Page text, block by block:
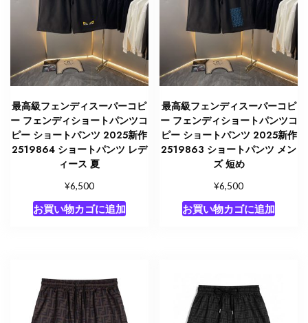
最高級フェンディスーパーコピ
ー フェンディショートパンツコ
ピー ショートパンツ 2025新作
2519864 ショートパンツ レデ
ィース 夏
¥6,500
お買い物カゴに追加
最高級フェンディスーパーコピ
ー フェンディショートパンツコ
ピー ショートパンツ 2025新作
2519863 ショートパンツ メン
ズ 短め
¥6,500
お買い物カゴに追加